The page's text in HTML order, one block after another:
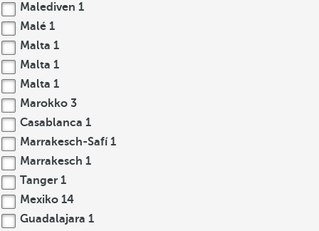
Malediven 1
Malé 1
Malta 1
Malta 1
Malta 1
Marokko 3
Casablanca 1
Marrakesch-Safí1
Marrakesch 1
Tanger 1
Mexiko 14
Guadalajara 1